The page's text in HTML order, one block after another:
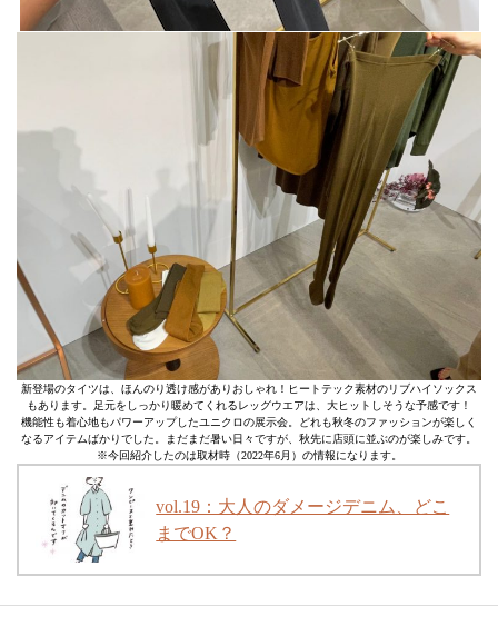
新登場のタイツは、ほんのり透け感がありおしゃれ！ヒートテック素材のリブハイソックス
もあります。足元をしっかり暖めてくれるレッグウエアは、大ヒットしそうな予感です！
機能性も着心地もパワーアップしたユニクロの展示会。どれも秋冬のファッションが楽しく
なるアイテムばかりでした。まだまだ暑い日々ですが、秋先に店頭に並ぶのが楽しみです。
※今回紹介したのは取材時（2022年6月）の情報になります。
vol.19：大人のダメージデニム、どこ
までOK？